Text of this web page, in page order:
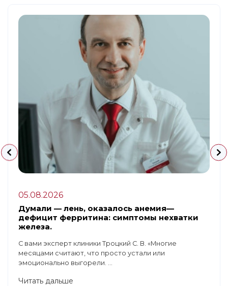
05.08.2026
Думали — лень, оказалось анемия—
дефицит ферритина: симптомы нехватки
железа.
С вами эксперт клиники Троцкий С. В. «Многие
месяцами считают, что просто устали или
эмоционально выгорели. ...
Читать дальше